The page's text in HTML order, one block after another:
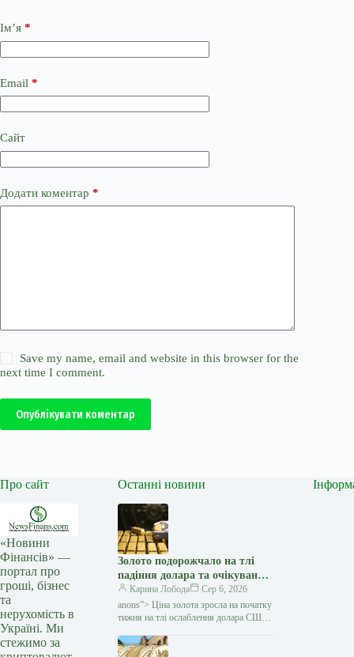
Ім’я *
Email *
Сайт
Додати коментар *
Save my name, email and website in this browser for the
next time I comment.
Опублікувати коментар
Про сайт
«Новини
Фінансів» —
портал про
гроші, бізнес
та
нерухомість в
Україні. Ми
стежимо за
Останні новини
Золото подорожчало на тлі
падіння долара та очікувань
переговорів США з Іраном —
Мінфін
Карина Лобода
Сер 6, 2026
anons”> Ціна золота зросла на початку
тижня на тлі ослаблення долара США
витка інфляції. Як повідомляє Reuters,